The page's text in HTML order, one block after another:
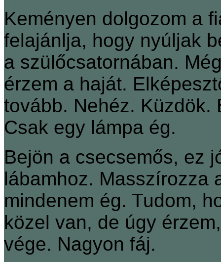
Keményen dolgozom a
felajánlja, hogy nyúljak
a szülőcsatornában.
érzem a haját.
tovább. Nehéz. Küzdök.
Csak egy lámpa ég.
Bejön a csecsemős, ez
lábamhoz. Masszírozza
mindenem ég. Tudom,
közel van, de úgy
vége. Nagyon fáj.